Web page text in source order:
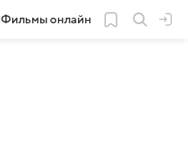
Фильмы онлайн